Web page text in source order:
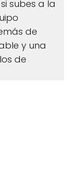
subes a la
de
y una
de